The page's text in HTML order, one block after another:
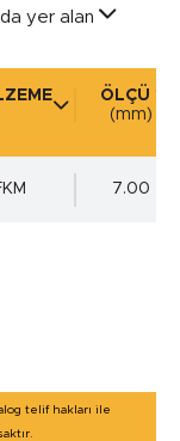
yer alan
ÖLÇÜ 1
(mm)
7.00
telif hakları ile